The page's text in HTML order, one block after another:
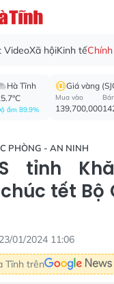
VideoXã hộiKinh tế
Hà Tĩnh
ẩm 89.9%
Giá vàng
Mua vào
139,700,000
PHÒNG - AN NINH
tỉnh
tết Bộ
23/01/2024 11:06
Tĩnh trên